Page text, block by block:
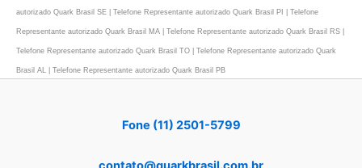
autorizado Quark Brasil SE | Telefone Representante autorizado Quark Brasil PI | Telefone
Representante autorizado Quark Brasil MA | Telefone Representante autorizado Quark Brasil RS |
Telefone Representante autorizado Quark Brasil TO | Telefone Representante autorizado Quark
Brasil AL | Telefone Representante autorizado Quark Brasil PB
Fone (11) 2501-5799